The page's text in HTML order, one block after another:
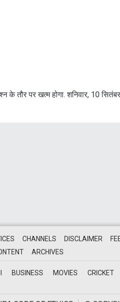
पर खत्म होगा. शनिवार, 10
CHANNELS DISCLAIMER
ARCHIVES
BUSINESS MOVIES CRICKET